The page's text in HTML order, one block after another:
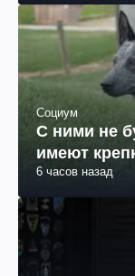
Социум
С ними не
имеют
6 часов назад